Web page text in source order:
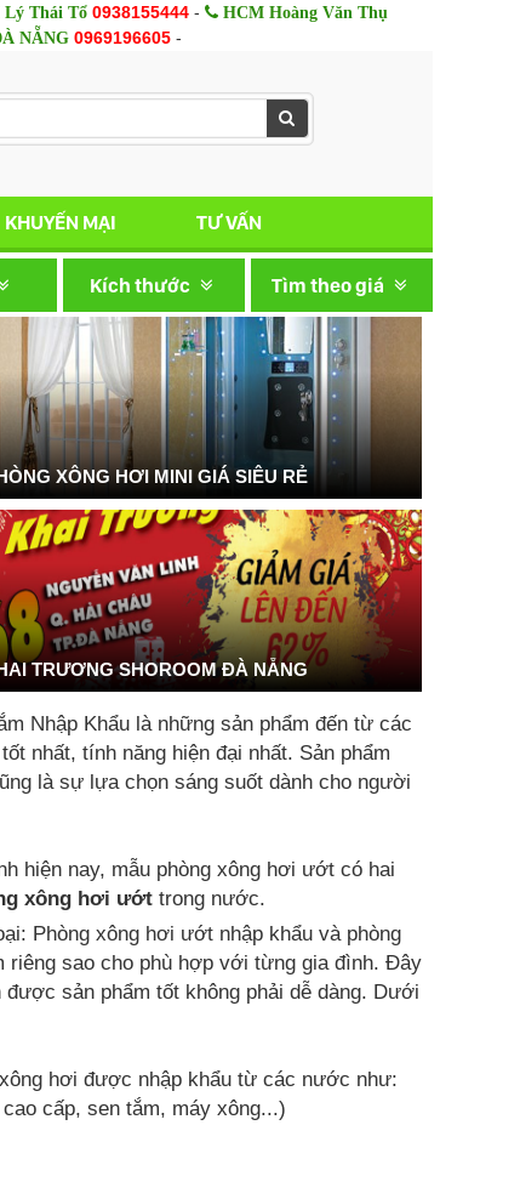
Lý Thái Tổ 0938155444 - HCM Hoàng Văn Thụ
NẴNG 0969196605-
KHUYẾN MẠI TƯ VẤN
Tìm theo giá
Kích thước
XÔNG HƠI MINI GIÁ SIÊU RẺ
TRƯƠNG SHOROOM ĐÀ NẴNG
Nhập Khẩu là những sản phẩm đến từ các
nhất, tính năng hiện đại nhất. Sản phẩm
là sự lựa chọn sáng suốt dành cho người
hiện nay, mẫu phòng xông hơi ướt có hai
xông hơi ướt trong nước.
Phòng xông hơi ướt nhập khẩu và phòng
sao cho phù hợp với từng gia đình. Đây
sản phẩm tốt không phải dễ dàng. Dưới
hơi được nhập khẩu từ các nước như:
cấp, sen tắm, máy xông...)